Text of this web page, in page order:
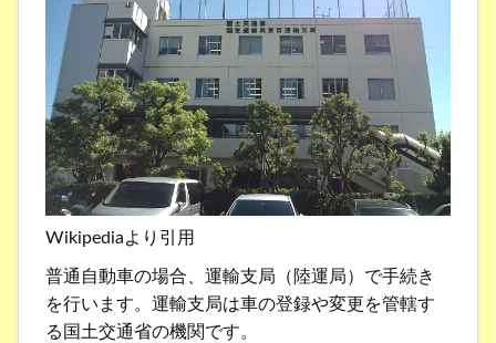
Wikipediaより引用
普通自動車の場合、運輸支局（陸運局）で手続き
を行います。運輸支局は車の登録や変更を管轄す
る国土交通省の機関です。